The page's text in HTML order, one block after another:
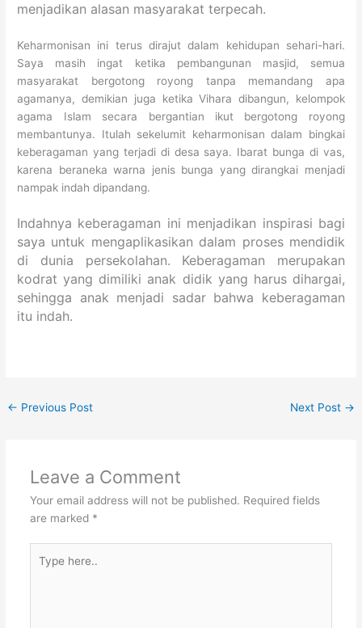
menjadikan alasan masyarakat terpecah.
Keharmonisan ini terus dirajut dalam kehidupan sehari-hari.
Saya masih ingat ketika pembangunan masjid, semua
masyarakat bergotong royong tanpa memandang apa
agamanya, demikian juga ketika Vihara dibangun, kelompok
agama Islam secara bergantian ikut bergotong royong
membantunya. Itulah sekelumit keharmonisan dalam bingkai
keberagaman yang terjadi di desa saya. Ibarat bunga di vas,
karena beraneka warna jenis bunga yang dirangkai menjadi
nampak indah dipandang.
Indahnya keberagaman ini menjadikan inspirasi bagi
saya untuk mengaplikasikan dalam proses mendidik
di dunia persekolahan. Keberagaman merupakan
kodrat yang dimiliki anak didik yang harus dihargai,
sehingga anak menjadi sadar bahwa keberagaman
itu indah.
← Previous Post Next Post →
Leave a Comment
Your email address will not be published. Required fields
are marked *
here..